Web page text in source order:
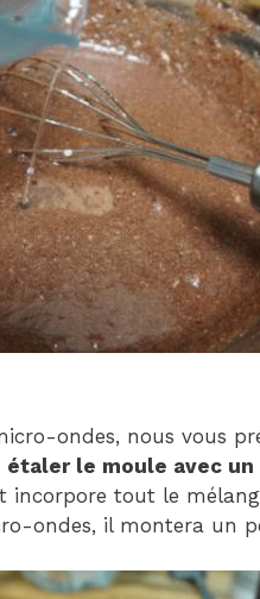
ondes, nous vous
étaler le moule avec un
incorpore tout le
ondes, il montera un